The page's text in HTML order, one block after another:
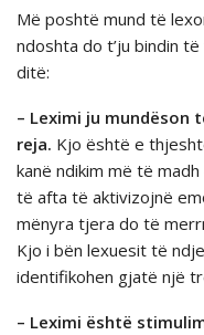
Më poshtë mund tё
ndoshta do t’ju bindin
ditë:
– Leximi ju mundëson
reja. Kjo është e
kanë ndikim më të
të afta të aktivizojnë
mënyra tjera do të
Kjo i bën lexuesit të
identifikohen gjatë një
– Leximi është